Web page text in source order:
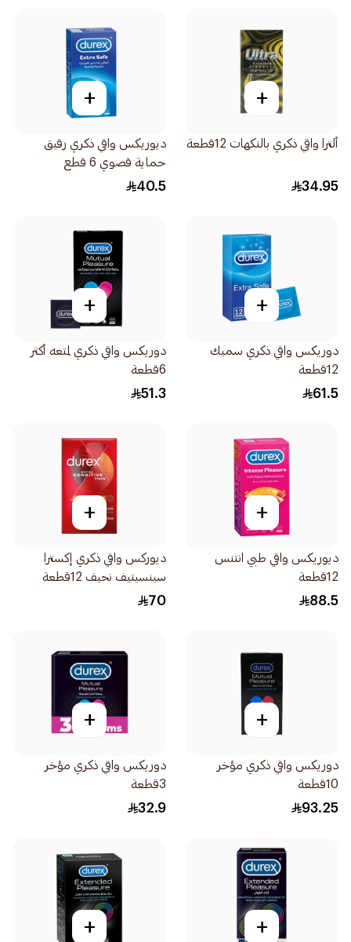
+
ألترا واقي ذكري بالنكهات 12قطعة
34.95
+
ديوريكس واقي ذكري رقيق
حماية قصوي 6 قطع
40.5
+
دوريكس واقي ذكري سميك
12قطعة
61.5
+
دوريكس واقي ذكري لمتعه أكثر
6قطعة
51.3
+
ديوريكس واقي طبي انتنس
12قطعة
88.5
+
ديوركس واقي ذكري إكسترا
سينسيتيف نحيف 12قطعة
70
+
دوريكس واقي ذكري مؤخر
10قطعة
93.25
+
دوريكس واقي ذكري مؤخر
3قطعة
32.9
+
+